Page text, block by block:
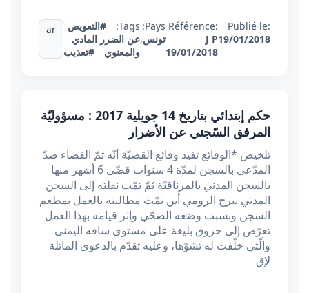
Publié le:
19/01/2018
Référence:
J P
19/01/2018
Pays:
تونس,
Tags:
#التعويض
عن الضرر المادي
والمعنوي
#تعذيب
ar
حكم إبتدائي بتاريخ 14 جويلية 2017 : مسؤوليّة
المرفق السّجني عن الأضرار
تلخيص *الوقائع تفيد وقائع القضيّة أنّه تمّ القضاء ضدّ
المدّعي بالسجن لمدّة 4 سنوات قضّى 6 أشهر منها
بالسجن المدني بالمرناقيّة ثمّ تمّت نقلته إلى السجن
المدني ببرج الرومي أين تمّت مطالبته بالعمل بمطعم
السجن وبسبب وضعه الصحّي وإثر قيامه بهذا العمل
تعرّض إلى حروق بليغة على مستوى ساقه اليمنى
والّتي خلّفت له تشوّها، وعليه تقدّم بالدعوى الماثلة
لإق